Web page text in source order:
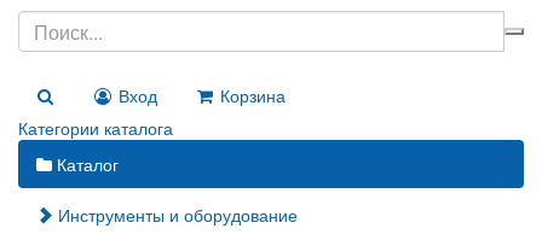
Вход
Корзина
Категории каталога
Каталог
Инструменты и оборудование